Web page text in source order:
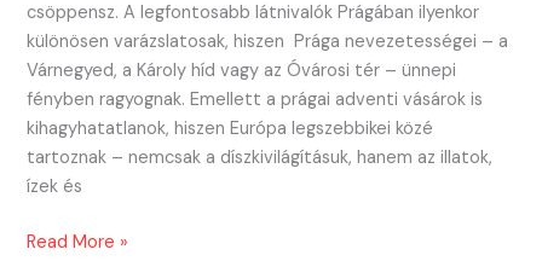
csöppensz. A legfontosabb látnivalók Prágában ilyenkor
különösen varázslatosak, hiszen Prága nevezetességei – a
Várnegyed, a Károly híd vagy az Óvárosi tér – ünnepi
fényben ragyognak. Emellett a prágai adventi vásárok is
kihagyhatatlanok, hiszen Európa legszebbikei közé
tartoznak – nemcsak a díszkivilágításuk, hanem az illatok,
ízek és
Prágai
Read More »